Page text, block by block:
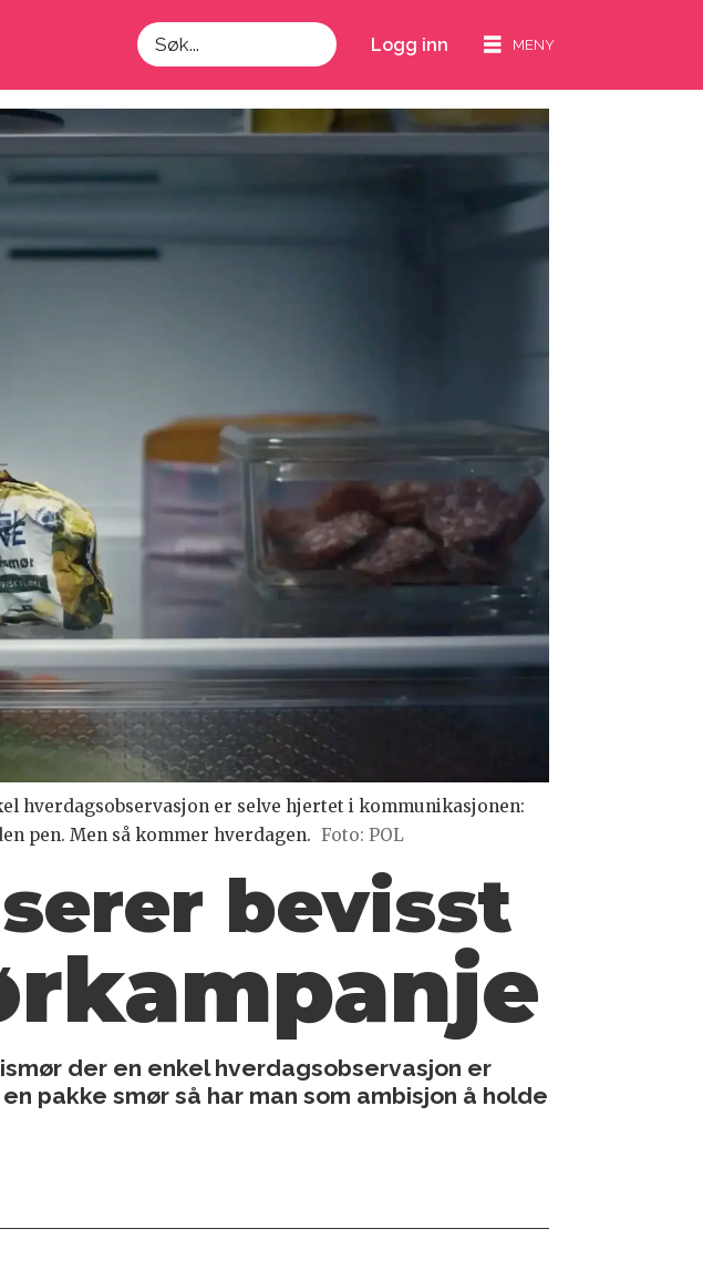
Søk
Logg inn
hverdagsobservasjon er selve hjertet i kommunikasjonen:
pen. Men så kommer hverdagen. Foto: POL
bevisst
der en enkel hverdagsobservasjon er
pakke smør så har man som ambisjon å holde